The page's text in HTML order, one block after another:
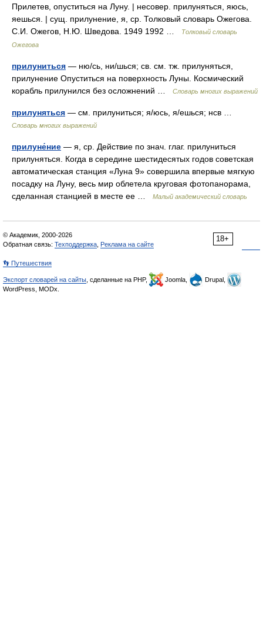
Прилетев, опуститься на Луну. | несовер. прилуняться, яюсь,
яешься. | сущ. прилунение, я, ср. Толковый словарь Ожегова.
С.И. Ожегов, Н.Ю. Шведова. 1949 1992 …
Толковый словарь
Ожегова
прилуниться — ню/сь, ни/шься; св. см. тж. прилуняться,
прилунение Опуститься на поверхность Луны. Космический
корабль прилунился без осложнений …
Словарь многих выражений
прилуняться — см. прилуниться; я/юсь, я/ешься; нсв …
Словарь многих выражений
прилуне́ние — я, ср. Действие по знач. глаг. прилуниться
прилуняться. Когда в середине шестидесятых годов советская
автоматическая станция «Луна 9» совершила впервые мягкую
посадку на Луну, весь мир облетела круговая фотопанорама,
сделанная станцией в месте ее …
Малый академический словарь
18+
© Академик, 2000-2026
Обратная связь: Техподдержка Реклама на сайте
👣 Путешествия
Экспорт словарей на сайты , сделанные на PHP, Joomla,
Drupal,
WordPress, MODx.